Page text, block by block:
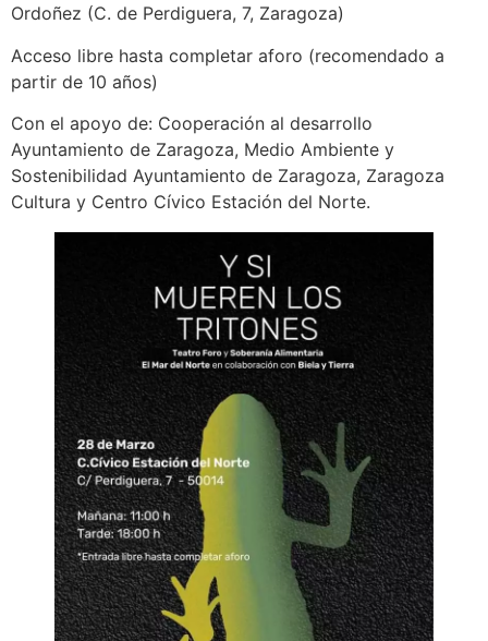
Ordoñez (C. de Perdiguera, 7, Zaragoza)
Acceso libre hasta completar aforo (recomendado a
partir de 10 años)
Con el apoyo de: Cooperación al desarrollo
Ayuntamiento de Zaragoza, Medio Ambiente y
Sostenibilidad Ayuntamiento de Zaragoza, Zaragoza
Cultura y Centro Cívico Estación del Norte.